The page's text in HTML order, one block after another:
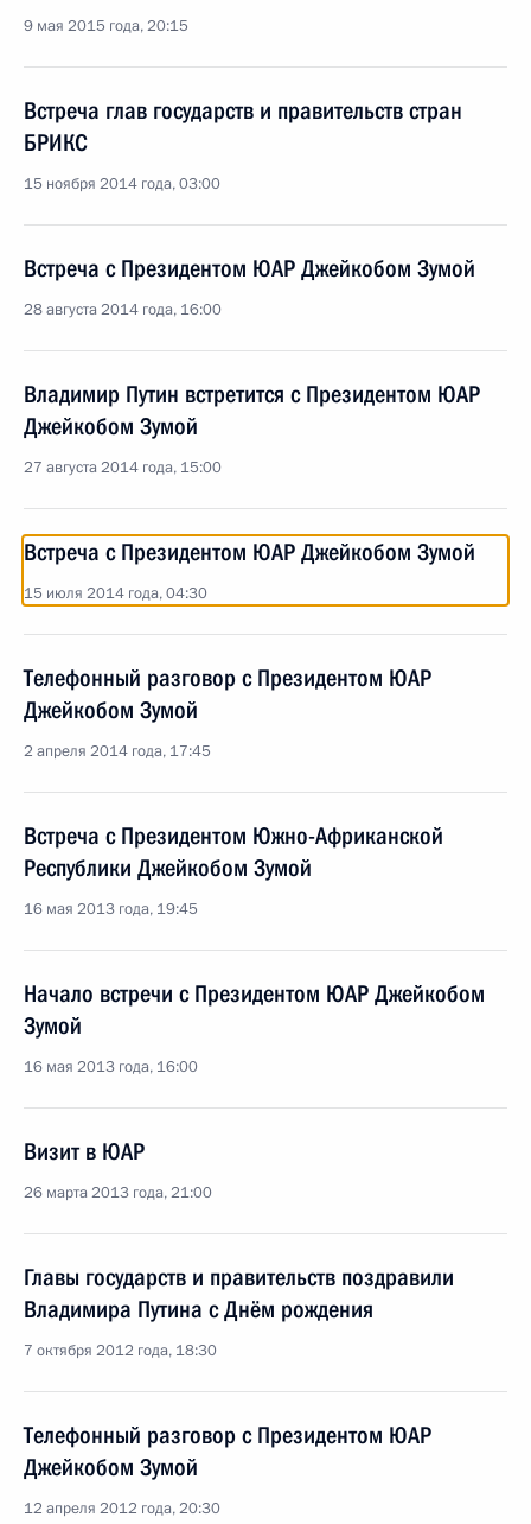
9 мая 2015 года, 20:15
Встреча глав государств и правительств стран
БРИКС
15 ноября 2014 года, 03:00
Встреча с Президентом ЮАР Джейкобом Зумой
28 августа 2014 года, 16:00
Владимир Путин встретится с Президентом ЮАР
Джейкобом Зумой
27 августа 2014 года, 15:00
Встреча с Президентом ЮАР Джейкобом Зумой
15 июля 2014 года, 04:30
Телефонный разговор с Президентом ЮАР
Джейкобом Зумой
2 апреля 2014 года, 17:45
Встреча с Президентом Южно-Африканской
Республики Джейкобом Зумой
16 мая 2013 года, 19:45
Начало встречи с Президентом ЮАР Джейкобом
Зумой
16 мая 2013 года, 16:00
Визит в ЮАР
26 марта 2013 года, 21:00
Главы государств и правительств поздравили
Владимира Путина с Днём рождения
7 октября 2012 года, 18:30
Телефонный разговор с Президентом ЮАР
Джейкобом Зумой
12 апреля 2012 года, 20:30